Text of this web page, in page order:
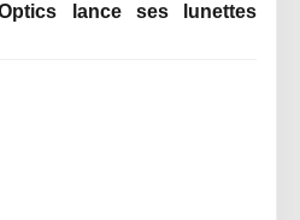
lance ses lunettes